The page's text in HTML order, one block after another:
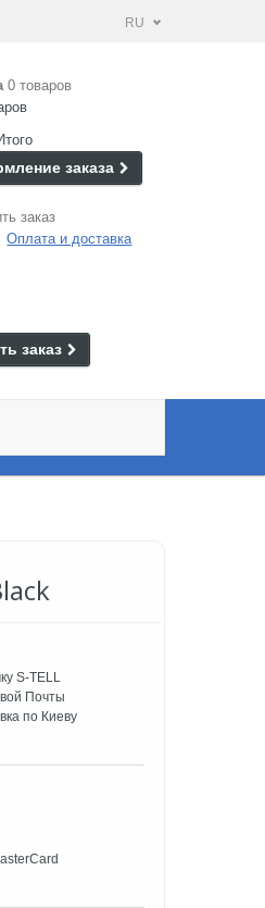
RU
0 товаров
заказа
заказ
Оплата и доставка
заказ
S-TELL
Почты
по Киеву